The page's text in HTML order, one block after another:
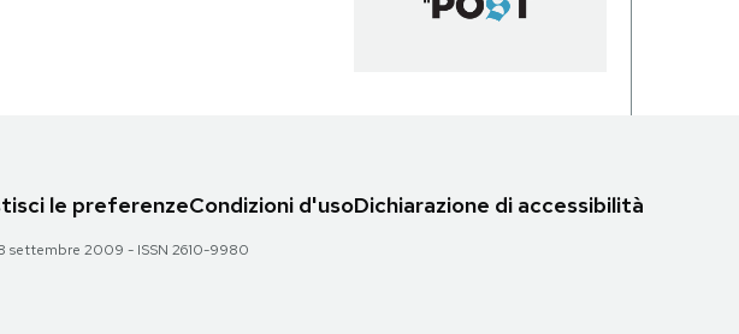
le preferenzeCondizioni d'usoDichiarazione di accessibilità
settembre 2009 - ISSN 2610-9980